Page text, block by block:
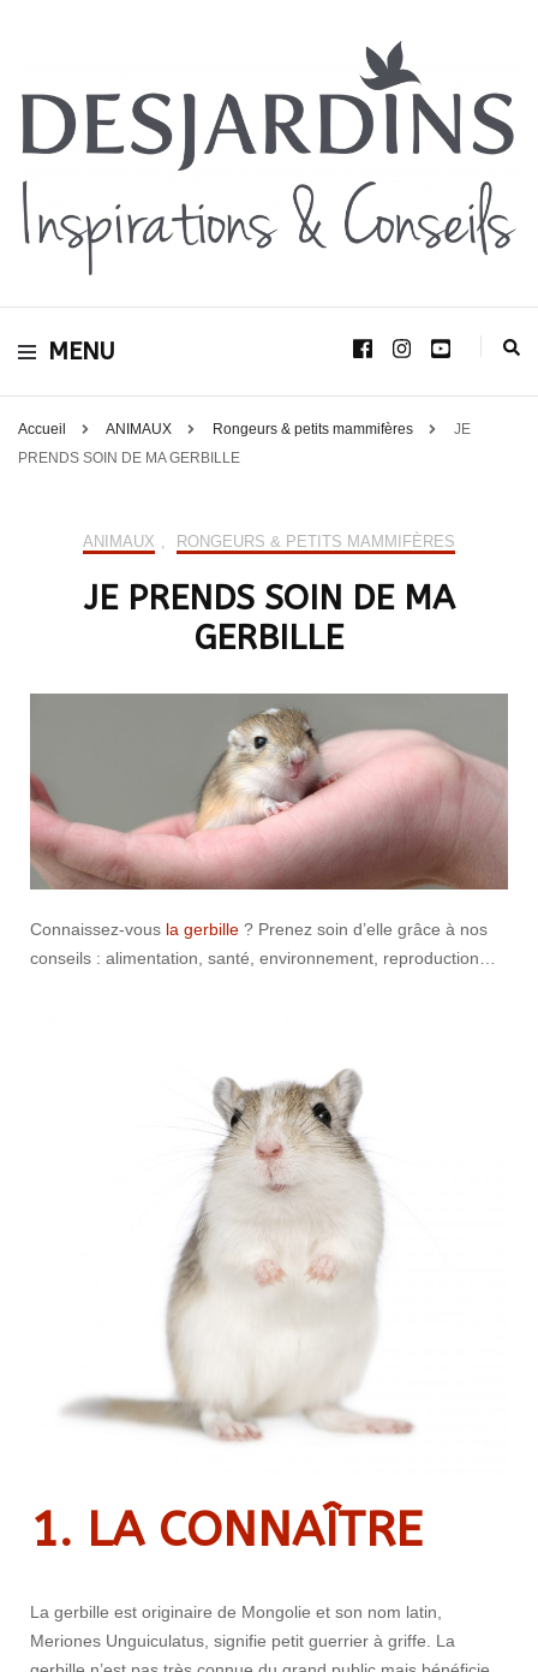
Desjardins
Inspirations &
Conseils
Avec le blog Desjardins, nous avons pour volonté de partager et de transmettre
d’aménagement d’intérieur et d’extérieur.
MENU
Accueil ANIMAUX Rongeurs & petits mammifères
JE
PRENDS SOIN DE MA GERBILLE
ANIMAUX , RONGEURS & PETITS MAMMIFÈRES
JE PRENDS SOIN DE MA
GERBILLE
Connaissez-vous la gerbille ? Prenez soin d’elle grâce à nos
conseils : alimentation, santé, environnement, reproduction…
1. LA CONNAÎTRE
La gerbille est originaire de Mongolie et son nom latin,
Meriones Unguiculatus, signifie petit guerrier à griffe. La